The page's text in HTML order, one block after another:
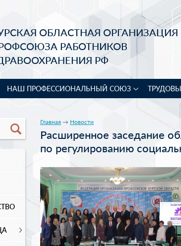
ОБЛАСТНАЯ ОРГАНИЗАЦИЯ
РАБОТНИКОВ
РФ
НАШ ПРОФЕССИОНАЛЬНЫЙ СОЮЗ
Главная → Новости
Расширенное заседание
по регулированию